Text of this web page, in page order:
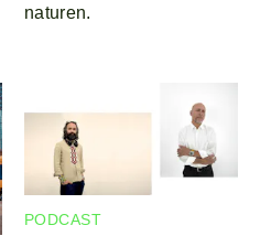
naturen.
PODCAST